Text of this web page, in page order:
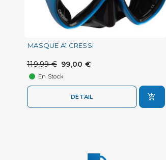
MASQUE A1 CRESSI
119,99 € 99,00 €
En Stock
DÉTAIL